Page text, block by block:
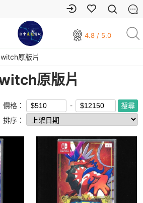
4.8 / 5.0
原版片
原版片
價格：
排序：